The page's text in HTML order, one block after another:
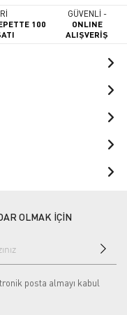
100
GÜVENLİ -
ONLINE
ALIŞVERİŞ
OLMAK İÇİN
posta almayı kabul